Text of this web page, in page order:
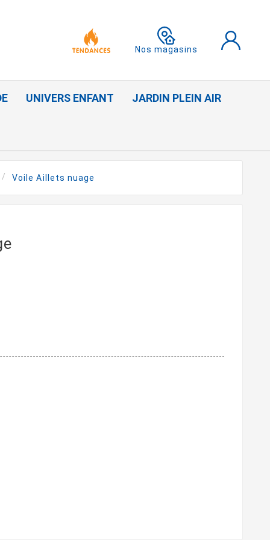
Nos magasins
UNIVERS ENFANT JARDIN PLEIN AIR
Voile Aillets nuage